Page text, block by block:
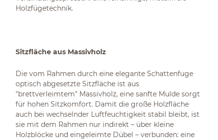
Holzfügetechnik.
Sitzfläche aus Massivholz
Die vom Rahmen durch eine elegante Schattenfuge
optisch abgesetzte Sitzfläche ist aus
"brettverleimtem" Massivholz, eine sanfte Mulde sorgt
für hohen Sitzkomfort. Damit die große Holzfläche
auch bei wechselnder Luftfeuchtigkeit stabil bleibt, ist
sie mit dem Rahmen nur indirekt – über kleine
Holzblöcke und eingeleimte Dübel – verbunden: eine